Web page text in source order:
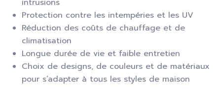
intrusions
Protection contre les intempéries et les UV
Réduction des coûts de chauffage et de
climatisation
Longue durée de vie et faible entretien
Choix de designs, de couleurs et de matériaux
pour s’adapter à tous les styles de maison